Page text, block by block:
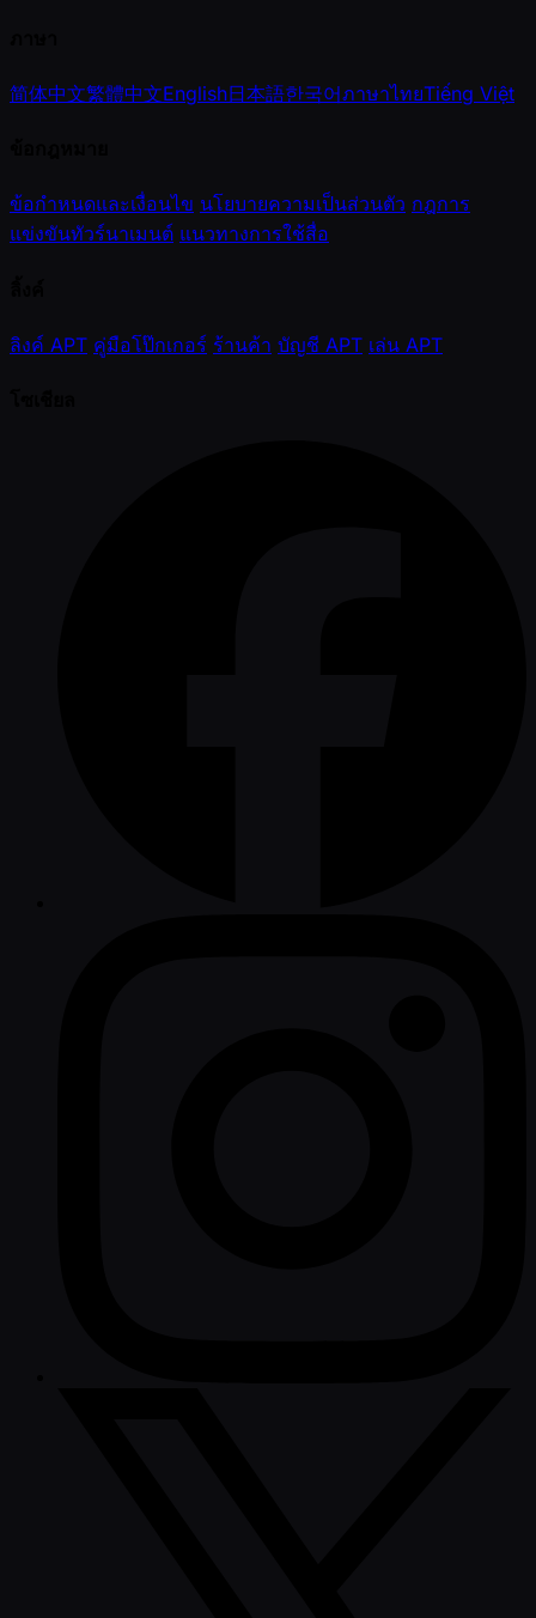
简体中文繁體中文English日本語한국어ภาษาไทยTiếng Việt
ข้อกำหนดและเงื่อนไข นโยบายความเป็นส่วนตัว กฎการ
แข่งขันทัวร์นาเมนต์ แนวทางการใช้สื่อ
ลิงค์ APT คู่มือโป๊กเกอร์ ร้านค้า บัญชี APT เล่น APT